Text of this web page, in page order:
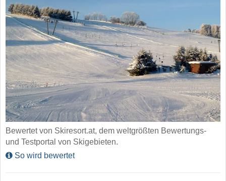
Bewertet von Skiresort.at, dem weltgrößten Bewertungs-
und Testportal von Skigebieten.
So wird bewertet